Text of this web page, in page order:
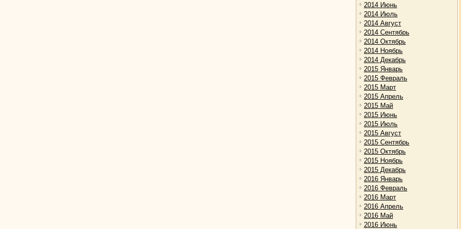
2014 Июнь
2014 Июль
2014 Август
2014 Сентябрь
2014 Октябрь
2014 Ноябрь
2014 Декабрь
2015 Январь
2015 Февраль
2015 Март
2015 Апрель
2015 Май
2015 Июнь
2015 Июль
2015 Август
2015 Сентябрь
2015 Октябрь
2015 Ноябрь
2015 Декабрь
2016 Январь
2016 Февраль
2016 Март
2016 Апрель
2016 Май
2016 Июнь